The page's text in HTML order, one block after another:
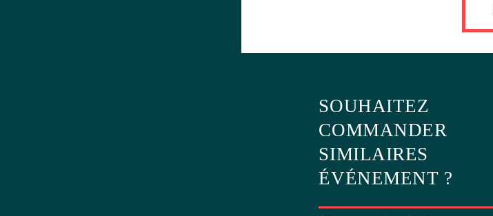
SOUHAITEZ
COMMANDER
SIMILAIRES
ÉVÉNEMENT ?